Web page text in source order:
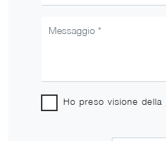
Ho preso visione della